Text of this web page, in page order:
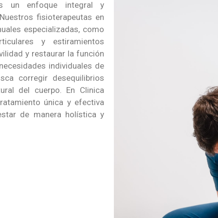
un enfoque integral y
fisioterapeutas en
especializadas, como
y estiramientos
y restaurar la función
individuales de
corregir desequilibrios
del cuerpo. En Clinica
única y efectiva
de manera holística y